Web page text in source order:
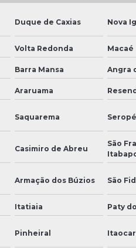
Duque de Caxias Nova
Volta Redonda Macaé
Barra Mansa Angra
Araruama
Saquarema
Casimiro de Abreu
São
Armação dos Búzios São
Itatiaia Paty
Pinheiral